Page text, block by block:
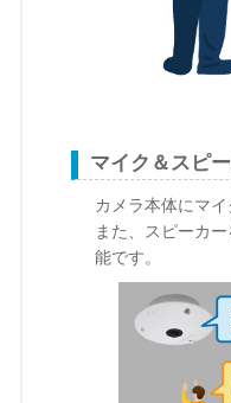
マイク＆スピ
カメラ本体にマ
また、スピーカ
能です。